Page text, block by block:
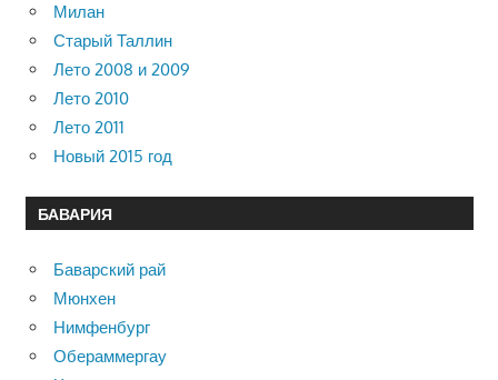
Милан
Старый Таллин
Лето 2008 и 2009
Лето 2010
Лето 2011
Новый 2015 год
БАВАРИЯ
Баварский рай
Мюнхен
Нимфенбург
Обераммергау